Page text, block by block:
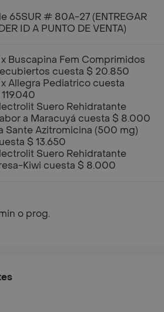
65SUR # 80A-27 (ENTREGAR
ID A PUNTO DE VENTA)
Buscapina Fem Comprimidos
cuesta $ 20.850
x Allegra Pediatrico cuesta
Suero Rehidratante
a Maracuyá cuesta $ 8.000
Sante Azitromicina (500 mg)
$ 13.650
Suero Rehidratante
Kiwi cuesta $ 8.000
o prog.